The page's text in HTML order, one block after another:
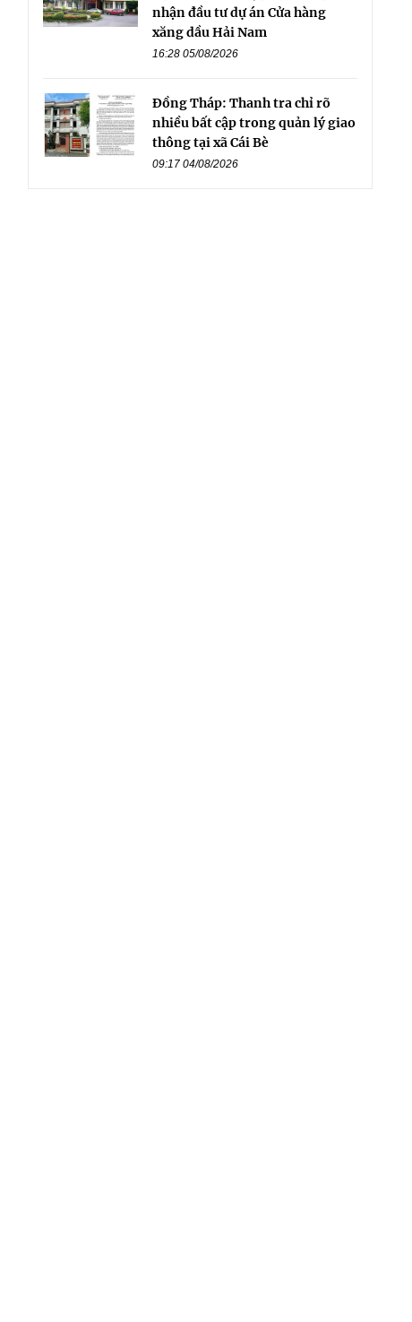
nhận đầu tư dự án Cửa hàng
xăng dầu Hải Nam
16:28 05/08/2026
Đồng Tháp: Thanh tra chỉ rõ
nhiều bất cập trong quản lý giao
thông tại xã Cái Bè
09:17 04/08/2026